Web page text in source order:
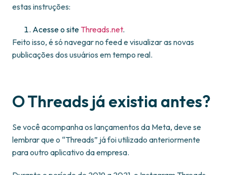
estas instruções:
Acesse o site Threads.net.
Feito isso, é só navegar no feed e visualizar as novas
publicações dos usuários em tempo real.
O Threads já existia antes?
Se você acompanha os lançamentos da Meta, deve se
lembrar que o “Threads” já foi utilizado anteriormente
para outro aplicativo da empresa.